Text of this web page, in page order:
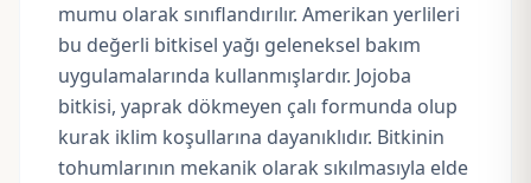
mumu olarak sınıflandırılır. Amerikan yerlileri
bu değerli bitkisel yağı geleneksel bakım
uygulamalarında kullanmışlardır. Jojoba
bitkisi, yaprak dökmeyen çalı formunda olup
kurak iklim koşullarına dayanıklıdır. Bitkinin
tohumlarının mekanik olarak sıkılmasıyla elde